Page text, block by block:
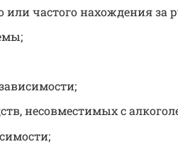
или частого нахождения за
несовместимых с